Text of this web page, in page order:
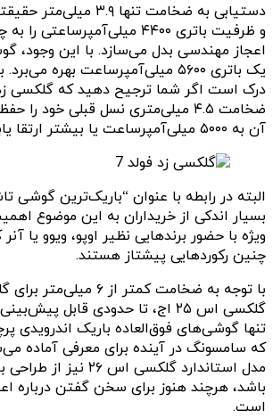
دستیابی به ضخامت تنها
و ظرفیت باتری ۴۴۰۰
یک باتری ۵۶۰۰ میلی‌آمپرساعت بهره
ضخامت ۴.۵ میلی‌متری نسل قبلی خود را
آن به ۵۰۰۰ میلی‌آمپرساعت یا بیشتر ارتقا یابد.
البته در رابطه با عنوان “باریک‌ترین گوشی
بسیار اندکی از خریداران به این موضوع
ویژه با حضور برندهایی نظیر اوپو، ویوو یا
چنین رکوردهایی پیشتاز هستند.
گلکسی اس ۲۵ اج، تا حدودی قابل
تنها گوشی‌های فوق‌العاده باریک اندرویدی
که سامسونگ در آینده برای معرفی آماده
مدل استاندارد گلکسی اس ۲۶
باشد، هرچند هنوز برای سخن گفتن درباره
است.